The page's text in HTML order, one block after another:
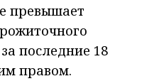
превышает
последние 18
правом.